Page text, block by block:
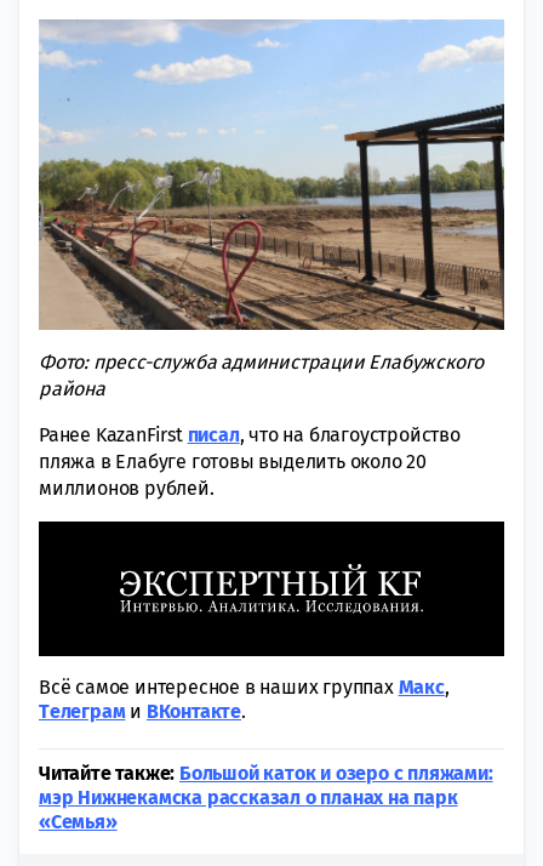
Фото: пресс-служба администрации Елабужского
района
Ранее KazanFirst писал, что на благоустройство
пляжа в Елабуге готовы выделить около 20
миллионов рублей.
Всё самое интересное в наших группах Макс,
Tелеграми ВКонтакте.
Читайте также: Большой каток и озеро с пляжами:
мэр Нижнекамска рассказал о планах на парк
«Семья»